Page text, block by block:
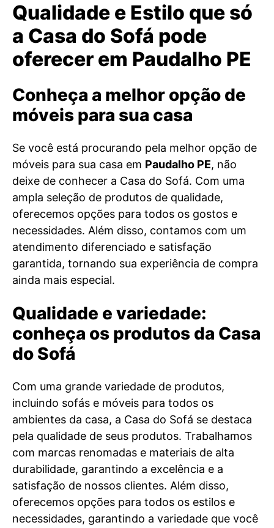
Qualidade e Estilo que só
a Casa do Sofá pode
oferecer em Paudalho PE
Conheça a melhor opção de
móveis para sua casa
Se você está procurando pela melhor opção de
móveis para sua casa em Paudalho PE, não
deixe de conhecer a Casa do Sofá. Com uma
ampla seleção de produtos de qualidade,
oferecemos opções para todos os gostos e
necessidades. Além disso, contamos com um
atendimento diferenciado e satisfação
garantida, tornando sua experiência de compra
ainda mais especial.
Qualidade e variedade:
conheça os produtos da Casa
do Sofá
Com uma grande variedade de produtos,
incluindo sofás e móveis para todos os
ambientes da casa, a Casa do Sofá se destaca
pela qualidade de seus produtos. Trabalhamos
com marcas renomadas e materiais de alta
durabilidade, garantindo a excelência e a
satisfação de nossos clientes. Além disso,
oferecemos opções para todos os estilos e
necessidades, garantindo a variedade que você